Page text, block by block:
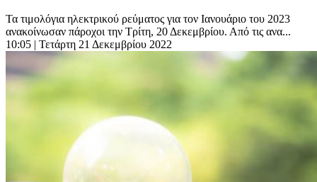
Τα τιμολόγια ηλεκτρικού ρεύματος για τον Ιανουάριο του 2023
ανακοίνωσαν πάροχοι την Τρίτη, 20 Δεκεμβρίου. Από τις ανα...
10:05 | Τετάρτη 21 Δεκεμβρίου 2022